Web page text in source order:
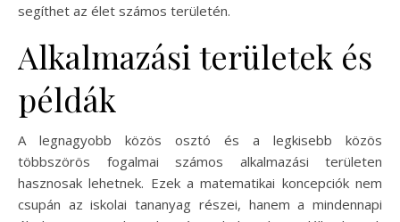
segíthet az élet számos területén.
Alkalmazási területek és
példák
A legnagyobb közös osztó és a legkisebb közös
többszörös fogalmai számos alkalmazási területen
hasznosak lehetnek. Ezek a matematikai koncepciók nem
csupán az iskolai tananyag részei, hanem a mindennapi